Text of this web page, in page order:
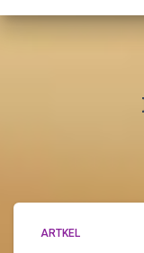
ARTKEL